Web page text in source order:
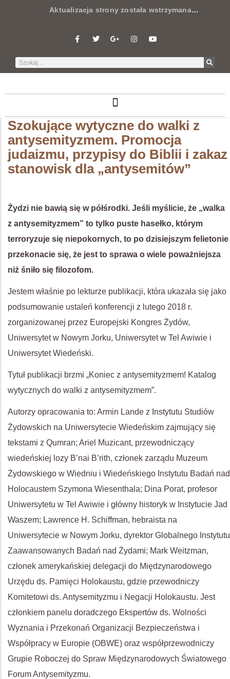
Aktualizacja strony została wstrzymana…
Szokujące wytyczne do walki z
antysemityzmem. Promocja
judaizmu, przypisy do Biblii i zakaz
stanowisk dla „antysemitów”
Żydzi nie bawią się w półśrodki. Jeśli myślicie, że „walka
z antysemityzmem” to tylko puste hasełko, którym
terroryzuje się niepokornych, to po dzisiejszym felietonie
przekonacie się, że jest to sprawa o wiele poważniejsza
niż śniło się filozofom.
Jestem właśnie po lekturze publikacji, która ukazała się jako
podsumowanie ustaleń konferencji z lutego 2018 r.
zorganizowanej przez Europejski Kongres Żydów,
Uniwersytet w Nowym Jorku, Uniwersytet w Tel Awiwie i
Uniwersytet Wiedeński.
Tytuł publikacji brzmi „Koniec z antysemityzmem! Katalog
wytycznych do walki z antysemityzmem”.
Autorzy opracowania to: Armin Lande z Instytutu Studiów
Żydowskich na Uniwersytecie Wiedeńskim zajmujący się
tekstami z Qumran; Ariel Muzicant, przewodniczący
wiedeńskiej lozy B’nai B’rith, członek zarządu Muzeum
Żydowskiego w Wiedniu i Wiedeńskiego Instytutu Badań nad
Holocaustem Szymona Wiesenthala; Dina Porat, profesor
Uniwersytetu w Tel Awiwie i główny historyk w Instytucie Jad
Waszem; Lawrence H. Schiffman, hebraista na
Uniwersytecie w Nowym Jorku, dyrektor Globalnego Instytutu
Zaawansowanych Badań nad Żydami; Mark Weitzman,
członek amerykańskiej delegacji do Międzynarodowego
Urzędu ds. Pamięci Holokaustu, gdzie przewodniczy
Komitetowi ds. Antysemityzmu i Negacji Holokaustu. Jest
członkiem panelu doradczego Ekspertów ds. Wolności
Wyznania i Przekonań Organizacji Bezpieczeństwa i
Współpracy w Europie (OBWE) oraz współprzewodniczy
Grupie Roboczej do Spraw Międzynarodowych Światowego
Forum Antysemityzmu.